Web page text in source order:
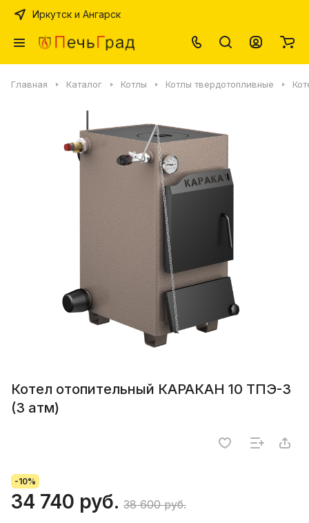
Иркутск и Ангарск
Главная Каталог Котлы Котлы твердотопливные
Котел отопительный КАРАКАН 10 ТПЭ-3
(3 атм)
-10%
34 740 руб. 38 600 руб.